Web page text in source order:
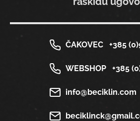
ČAKOVEC +385
WEBSHOP +385
info@beciklin.com